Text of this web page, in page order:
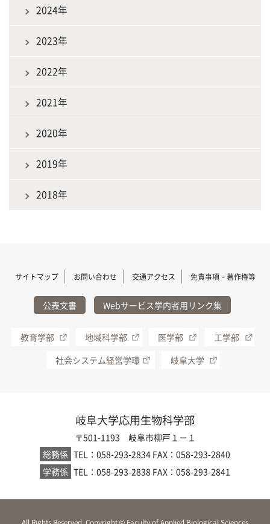
2024年
2023年
2022年
2021年
2020年
2019年
2018年
サイトマップ お問い合わせ 交通アクセス 免責事項・著作権等
公表文書 Webサービス学内者用リンク集
教育学部 地域科学部 医学部
工学部
社会システム経営学環
岐阜大学
岐阜大学応用生物科学部
〒501-1193 岐阜市柳戸１－１
総務係 TEL：058-293-2834 FAX：058-293-2840
学務係 TEL：058-293-2838 FAX：058-293-2841